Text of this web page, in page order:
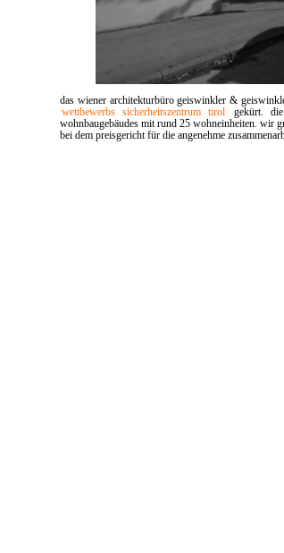
das wiener architekturbüro geiswinkler &
wettbewerbs sicherheitszentrum tirol
gekürt.
wohnbaugebäudes mit rund 25 wohneinheiten. wir
bei dem preisgericht für die angenehme